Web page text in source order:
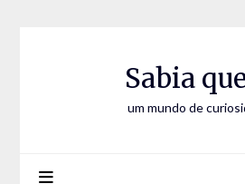
Sabia
um mundo de